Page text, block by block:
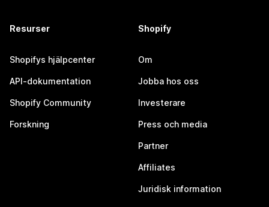
Resurser
Shopifys hjälpcenter
API-dokumentation
Shopify Community
Forskning
Shopify
Om
Jobba hos oss
Investerare
Press och media
Partner
Affiliates
Juridisk information